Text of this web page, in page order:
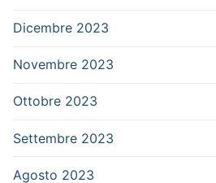
Dicembre 2023
Novembre 2023
Ottobre 2023
Settembre 2023
Agosto 2023